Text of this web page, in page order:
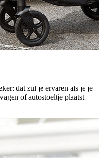
dat zul je ervaren als je je
of autostoeltje plaatst.